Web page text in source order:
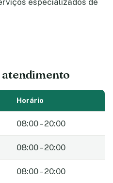
Horário
08:00 – 20:00
08:00 – 20:00
08:00 – 20:00